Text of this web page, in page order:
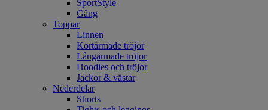
SportStyle
Gång
Toppar
Linnen
Kortärmade tröjor
Långärmade tröjor
Hoodies och tröjor
Jackor & västar
Nederdelar
Shorts